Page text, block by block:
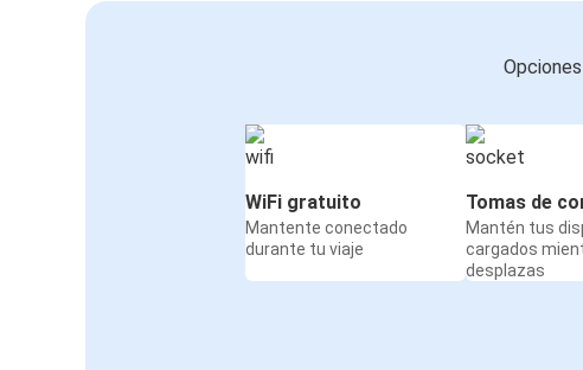
WiFi gratuito
Mantente conectado
durante tu viaje
Tomas de
Mantén tus
cargados
desplazas